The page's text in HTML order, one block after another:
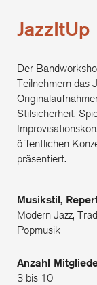
JazzItUp
Der
Teilnehmern das
Stilsicherheit,
öffentlichen
präsentiert.
Musikstil,
Modern Jazz,
Popmusik
Anzahl
3 bis 10